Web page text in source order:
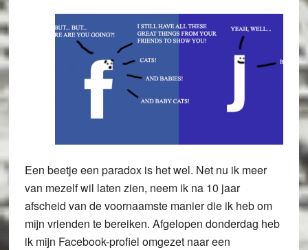
Een beetje een paradox is het wel. Net nu ik meer
van mezelf wil laten zien, neem ik na 10 jaar
afscheid van de voornaamste manier die ik heb om
mijn vrienden te bereiken. Afgelopen donderdag heb
ik mijn Facebook-profiel omgezet naar een